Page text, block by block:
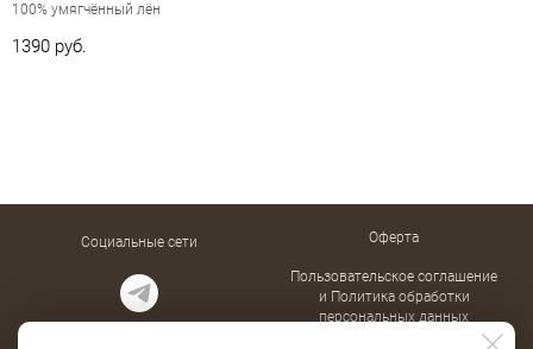
100% умягчённый лён
1390 руб.
Социальные сети Оферта
Пользовательское соглашение
и Политика обработки
персональных данных